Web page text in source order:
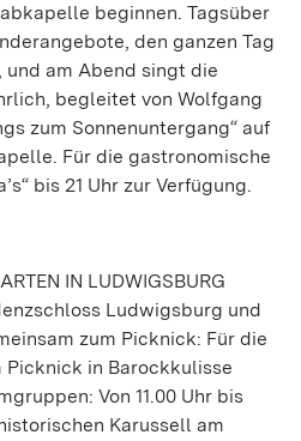
beginnen. Tagsüber
den ganzen Tag
und am Abend singt die
begleitet von Wolfgang
zum Sonnenuntergang“ auf
Für die gastronomische
bis 21 Uhr zur Verfügung.
IN LUDWIGSBURG
Ludwigsburg und
zum Picknick: Für die
Picknick in Barockkulisse
Von 11.00 Uhr bis
Karussell am